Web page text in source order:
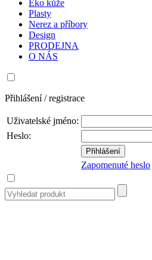
Eko kůže
Plasty
Nerez a příbory
Design
PRODEJNA
O NÁS
Přihlášení / registrace
Uživatelské jméno:
Heslo:
Zapomenuté heslo